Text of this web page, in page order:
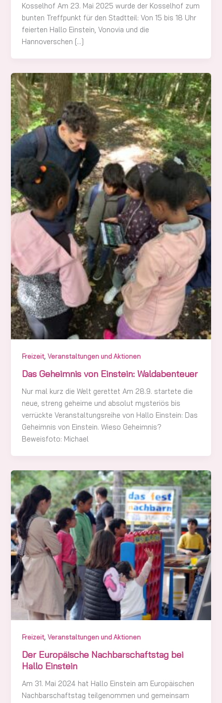
Kosselhof Am 23. Mai 2025 wurde der Kosselhof zum
bunten Treffpunkt für den Stadtteil: Von 15 bis 18 Uhr
feierten Hallo Einstein, Vonovia und die
Hannoverschen […]
Freizeit,Veranstaltungen und Aktionen
Das Geheimnis von Einstein: Waldabenteuer
Nur mal kurz die Welt gerettet Am 28.9. startete die
neue, streng geheime und absolut mysteriös bis
verrückte Veranstaltungsreihe von Hallo Einstein: Das
Geheimnis von Einstein. Wieso Geheimnis?
Beweisfoto: Michael
Freizeit,Veranstaltungen und Aktionen
Der Europäische Nachbarschaftstag bei
Hallo Einstein
Am 31. Mai 2024 hat Hallo Einstein am Europäischen
Nachbarschaftstag teilgenommen und gemeinsam